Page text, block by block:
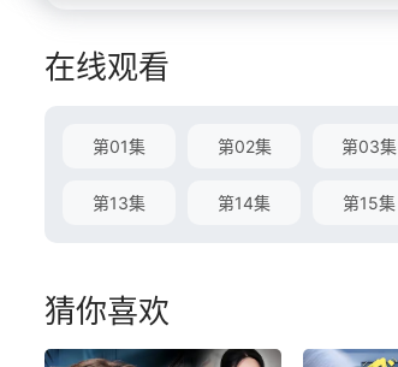
在线观看
第01集 第02集 第03集
第13集 第14集 第15集
猜你喜欢